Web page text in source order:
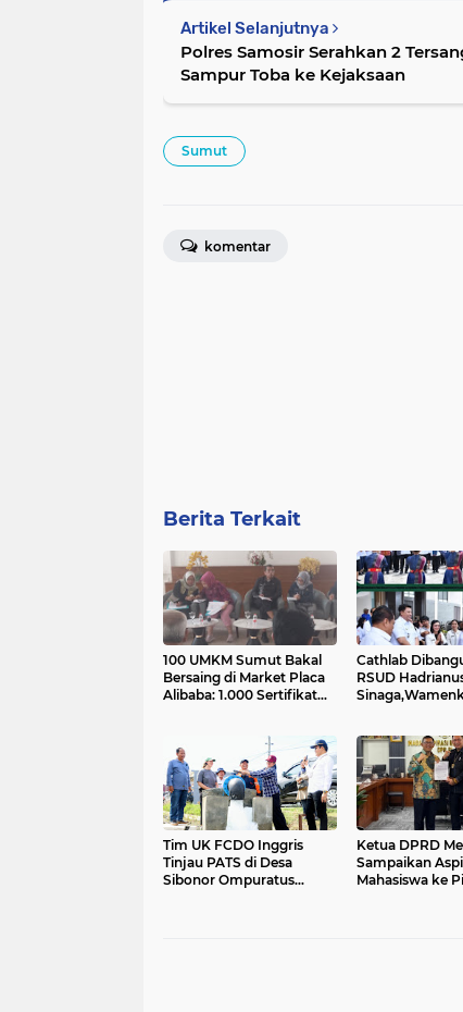
Artikel Selanjutnya
Polres Samosir Serahkan 2
Sampur Toba ke Kejaksaan
Sumut
komentar
Berita Terkait
100 UMKM Sumut Bakal
Bersaing di Market Placa
Alibaba: 1.000 Sertifikat
Cathlab
RSUD
Berobat Keluar
Tim UK FCDO Inggris
Tinjau PATS di Desa
Sibonor Ompuratus
Ketua DPRD
Sampaikan
Mahasiswa ke